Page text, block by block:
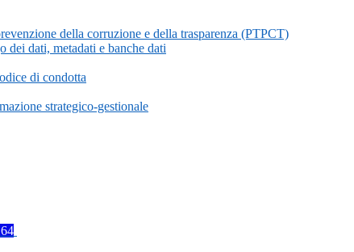
della corruzione e della trasparenza (PTPCT)
dei dati, metadati e banche dati
di condotta
strategico-gestionale